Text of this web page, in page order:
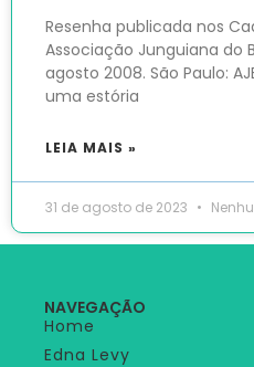
Resenha publicada nos
Associação Junguiana do
agosto 2008. São Paulo:
uma estória
LEIA MAIS »
31 de agosto de 2023
NAVEGAÇÃO
Home
Edna Levy